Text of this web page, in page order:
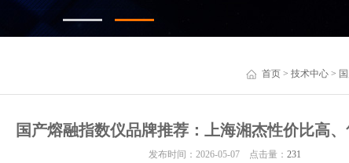
首页> 技术中心> 国
国产熔融指数仪品牌推荐：上海湘杰性价比高
发布时间：2026-05-07 点击量：231